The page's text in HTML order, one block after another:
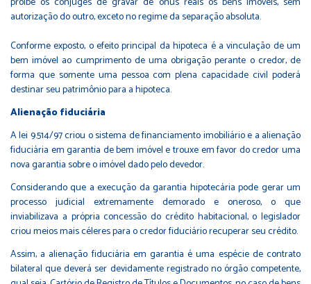
autorização do outro, exceto no regime da separação absoluta.
Conforme exposto, o efeito principal da hipoteca é a vinculação de um
bem imóvel ao cumprimento de uma obrigação perante o credor, de
forma que somente uma pessoa com plena capacidade civil poderá
destinar seu patrimônio para a hipoteca.
Alienação fiduciária
A lei 9.514/97 criou o sistema de financiamento imobiliário e a alienação
fiduciária em garantia de bem imóvel e trouxe em favor do credor uma
nova garantia sobre o imóvel dado pelo devedor.
Considerando que a execução da garantia hipotecária pode gerar um
processo judicial extremamente demorado e oneroso, o que
inviabilizava a própria concessão do crédito habitacional, o legislador
criou meios mais céleres para o credor fiduciário recuperar seu crédito.
Assim, a alienação fiduciária em garantia é uma espécie de contrato
bilateral que deverá ser devidamente registrado no órgão competente,